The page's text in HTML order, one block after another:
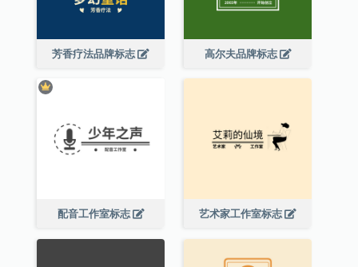
芳香疗法品牌标志 高尔夫品牌标志
配音工作室标志 艺术家工作室标志